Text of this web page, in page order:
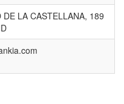
DE LA CASTELLANA, 189